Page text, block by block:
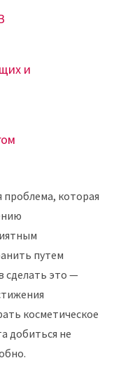
и
проблема, которая
путем
сделать это —
косметическое
добиться не